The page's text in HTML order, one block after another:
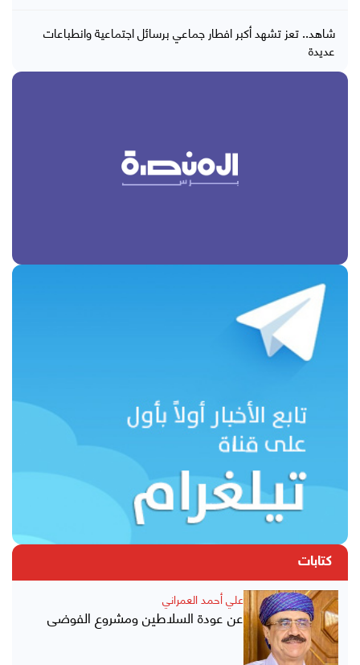
شاهد.. تعز تشهد أكبر افطار جماعي برسائل اجتماعية وانطباعات
عديدة
كتابات
علي أحمد العمراني
عن عودة السلاطين ومشروع الفوضى